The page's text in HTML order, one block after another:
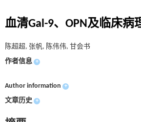
血清Gal-9、OPN及临床
陈超超, 张帆, 陈伟伟, 甘会书
作者信息 +
Author information +
文章历史 +